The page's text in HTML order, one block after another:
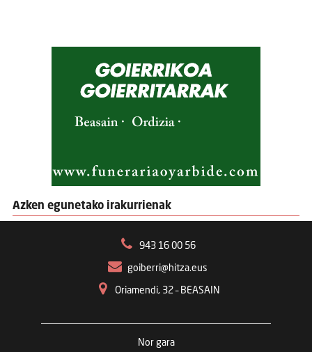
Azken egunetako irakurrienak
943 16 00 56
goiberri@hitza.eus
Oriamendi, 32 – BEASAIN
Nor gara